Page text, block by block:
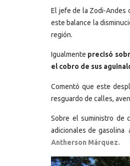
El jefe de la Zodi-Andes
este balance la
región.
Igualmente precisó
el cobro de sus
Comentó que este
resguardo de calles,
Sobre el suministro de
adicionales de gasolina
Antherson Márquez.